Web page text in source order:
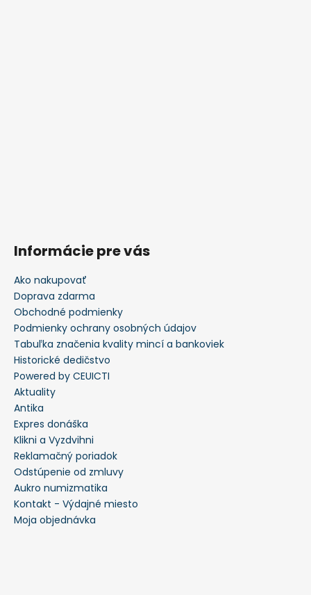
Informácie pre vás
Ako nakupovať
Doprava zdarma
Obchodné podmienky
Podmienky ochrany osobných údajov
Tabuľka značenia kvality mincí a bankoviek
Historické dedičstvo
Powered by CEUICTI
Aktuality
Antika
Expres donáška
Klikni a Vyzdvihni
Reklamačný poriadok
Odstúpenie od zmluvy
Aukro numizmatika
Kontakt - Výdajné miesto
Moja objednávka